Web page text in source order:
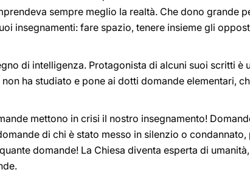
sempre meglio la realtà. Che dono grande
insegnamenti: fare spazio, tenere insieme gli
di intelligenza. Protagonista di alcuni suoi scritti è
ha studiato e pone ai dotti domande elementari,
mettono in crisi il nostro insegnamento!
di chi è stato messo in silenzio o
domande! La Chiesa diventa esperta di